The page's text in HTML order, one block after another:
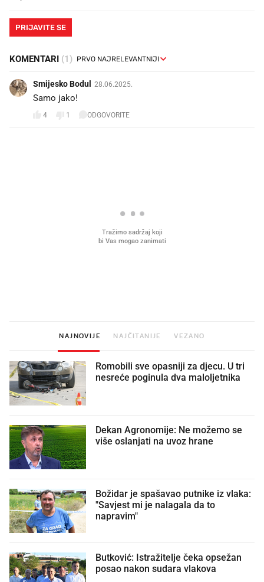
PRIJAVITE SE
KOMENTARI (1)
Smijesko Bodul 28.06.2025.
Samo jako!
4 1 ODGOVORITE
NAJNOVIJE NAJČITANIJE VEZANO
Romobili sve opasniji za djecu. U tri
nesreće poginula dva maloljetnika
Dekan Agronomije: Ne možemo se
više oslanjati na uvoz hrane
Božidar je spašavao putnike iz vlaka:
"Savjest mi je nalagala da to
napravim"
Butković: Istražitelje čeka opsežan
posao nakon sudara vlakova